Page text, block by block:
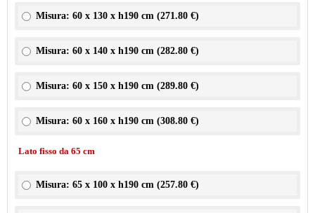
Misura: 60 x 130 x h190 cm (271.80 €)
Misura: 60 x 140 x h190 cm (282.80 €)
Misura: 60 x 150 x h190 cm (289.80 €)
Misura: 60 x 160 x h190 cm (308.80 €)
Lato fisso da 65 cm
Misura: 65 x 100 x h190 cm (257.80 €)